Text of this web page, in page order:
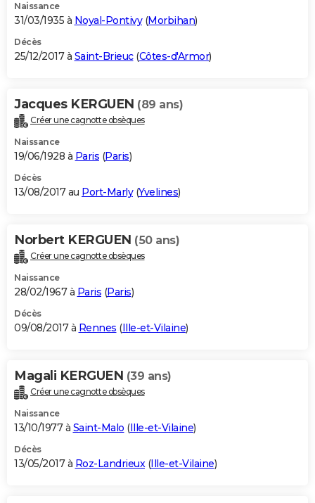
Naissance
31/03/1935 à Noyal-Pontivy(Morbihan)
Décès
25/12/2017 à Saint-Brieuc(Côtes-d'Armor)
Jacques KERGUEN (89 ans)
Créer une cagnotte obsèques
Naissance
19/06/1928 à Paris (Paris)
Décès
13/08/2017 au Port-Marly(Yvelines)
Norbert KERGUEN (50 ans)
Créer une cagnotte obsèques
Naissance
28/02/1967 à Paris (Paris)
Décès
09/08/2017 à Rennes (Ille-et-Vilaine)
Magali KERGUEN (39 ans)
Créer une cagnotte obsèques
Naissance
13/10/1977 à Saint-Malo (Ille-et-Vilaine)
Décès
13/05/2017 à Roz-Landrieux(Ille-et-Vilaine)